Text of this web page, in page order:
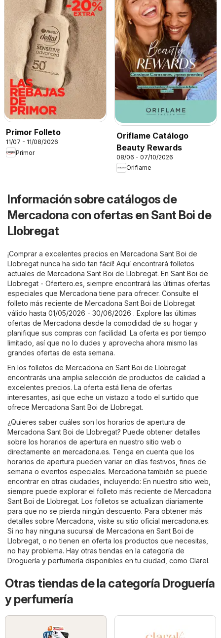
Primor Folleto
11/07 - 11/08/2026
Primor
Oriflame Catálogo
Beauty Rewards
08/06 - 07/10/2026
Oriflame
Información sobre catálogos de
Mercadona con ofertas en Sant Boi de
Llobregat
¡Comprar a excelentes precios en Mercadona Sant Boi de
Llobregat nunca ha sido tan fácil! Aquí encontrará folletos
actuales de Mercadona Sant Boi de Llobregat. En Sant Boi de
Llobregat - Ofertero.es , siempre encontrará las últimas ofertas
especiales que Mercadona tiene para ofrecer. Consulte el
folleto más reciente de Mercadona Sant Boi de Llobregat
válido hasta 01/05/2026 - 30/06/2026 . Explore las últimas
ofertas de Mercadona desde la comodidad de su hogar y
planifique sus compras con facilidad. La oferta es por tiempo
limitado, así que no lo dudes y aprovecha ahora mismo las
grandes ofertas de esta semana.
En los folletos de Mercadona en Sant Boi de Llobregat
encontrarás una amplia selección de productos de calidad a
excelentes precios. La oferta está llena de ofertas
interesantes, así que eche un vistazo a todo el surtido que
ofrece Mercadona Sant Boi de Llobregat.
¿Quieres saber cuáles son los horarios de apertura de
Mercadona Sant Boi de Llobregat? Puede obtener detalles
sobre los horarios de apertura en nuestro sitio web o
directamente en mercadona.es. Tenga en cuenta que los
horarios de apertura pueden variar en días festivos, fines de
semana o eventos especiales. Mercadona también se puede
encontrar en otras ciudades, incluyendo: En nuestro sitio web,
siempre puede explorar el folleto más reciente de Mercadona
Sant Boi de Llobregat. Los folletos se actualizan diariamente
para que no se pierda ningún descuento. Para obtener más
detalles sobre Mercadona, visite su sitio oficial mercadona.es.
Si no hay ninguna sucursal de Mercadona en Sant Boi de
Llobregat, o no tienen en oferta los productos que necesitas,
no hay problema. Hay otras tiendas en la categoría de
Droguería y perfumería disponibles en tu ciudad, como Clarel.
Otras tiendas de la categoría Droguería
y perfumería